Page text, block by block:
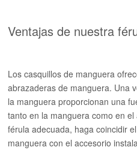
Ventajas de nuestra
Los casquillos de manguera
abrazaderas de manguera. Una
la manguera proporcionan una
tanto en la manguera como en
férula adecuada, haga coincidir
manguera con el accesorio